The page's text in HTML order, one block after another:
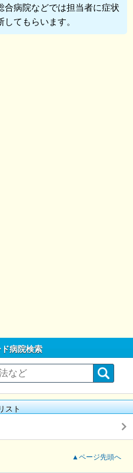
合病院などでは担当者に症状
てもらいます。
病院検索
スト
▲ページ先頭へ